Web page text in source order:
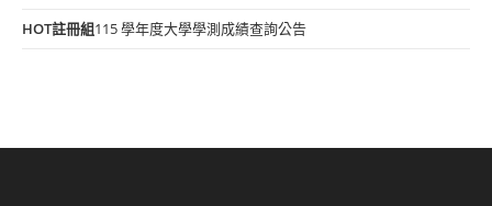
HOT註冊組115 學年度大學學測成績查詢公告